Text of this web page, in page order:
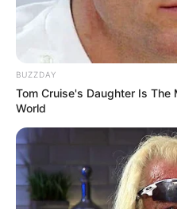
BUZZDAY
Tom Cruise's Daughter Is The
World